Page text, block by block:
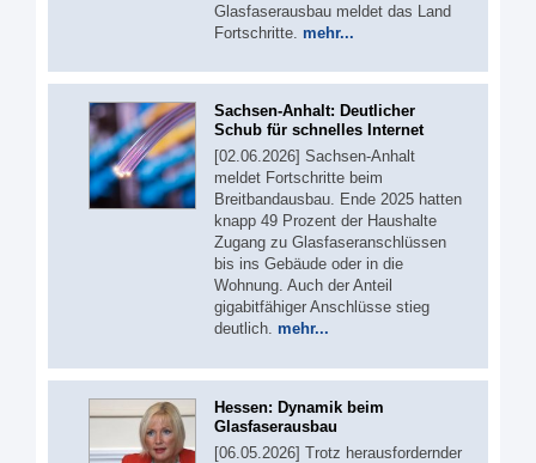
Glasfaserausbau meldet das Land
Fortschritte. mehr...
Sachsen-Anhalt: Deutlicher
Schub für schnelles Internet
[02.06.2026] Sachsen-Anhalt
meldet Fortschritte beim
Breitbandausbau. Ende 2025 hatten
knapp 49 Prozent der Haushalte
Zugang zu Glasfaseranschlüssen
bis ins Gebäude oder in die
Wohnung. Auch der Anteil
gigabitfähiger Anschlüsse stieg
deutlich. mehr...
Hessen: Dynamik beim
Glasfaserausbau
[06.05.2026] Trotz herausfordernder